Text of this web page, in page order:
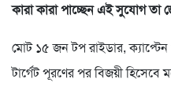
কারা কারা পাচ্ছেন এই সুযোগ তা
মোট ১৫ জন টপ রাইডার,
টার্গেট পূরণের পর বিজয়ী হিসেবে